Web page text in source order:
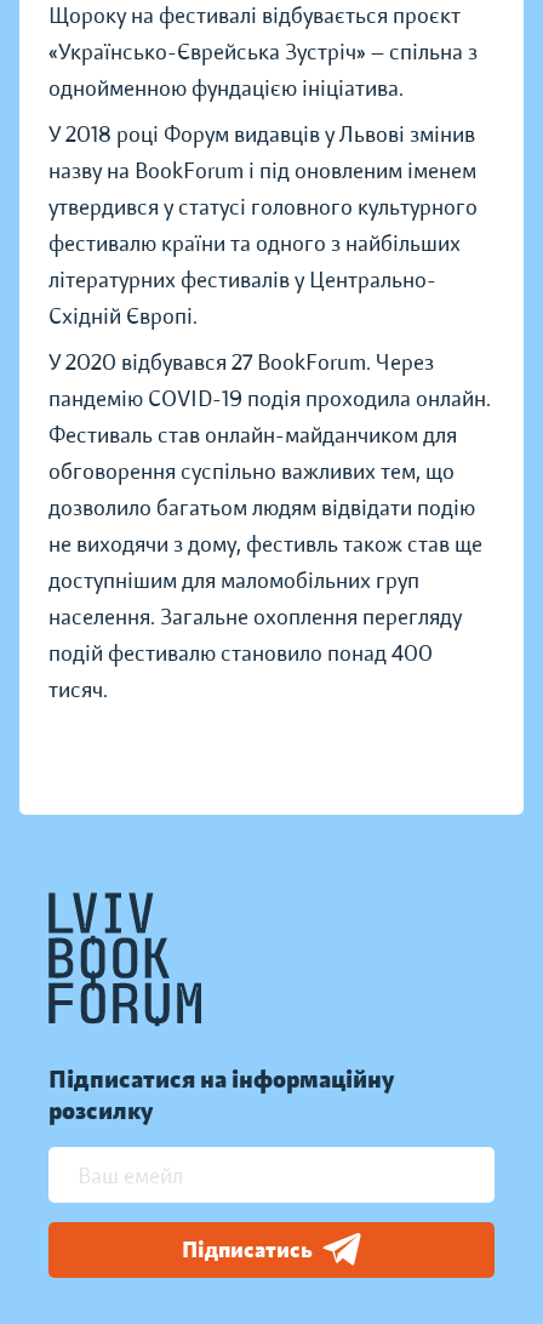
Щороку на фестивалі відбувається проєкт
«Українсько-Єврейська Зустріч» — спільна з
однойменною фундацією ініціатива.
У 2018 році Форум видавців у Львові змінив
назву на BookForum і під оновленим іменем
утвердився у статусі головного культурного
фестивалю країни та одного з найбільших
літературних фестивалів у Центрально-
Східній Європі.
У 2020 відбувався 27 BookForum. Через
пандемію COVID-19 подія проходила онлайн.
Фестиваль став онлайн-майданчиком для
обговорення суспільно важливих тем, що
дозволило багатьом людям відвідати подію
не виходячи з дому, фестивль також став ще
доступнішим для маломобільних груп
населення. Загальне охоплення перегляду
подій фестивалю становило понад 400
тисяч.
Підписатися на інформаційну
розсилку
Підписатись